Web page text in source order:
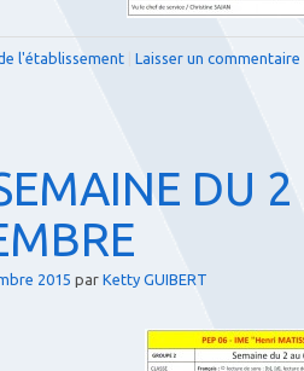
l'établissement Laisser un commentaire
DU
2015 par Ketty GUIBERT